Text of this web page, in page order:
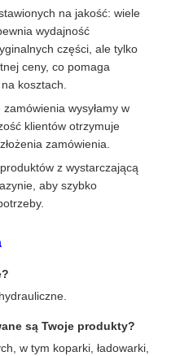
na jakość: wiele
wydajność
części, ale tylko
ceny, co pomaga
kosztach.
wysyłamy w
klientów otrzymuje
zamówienia.
z wystarczającą
aby szybko
są Twoje produkty?
w tym koparki, ładowarki,